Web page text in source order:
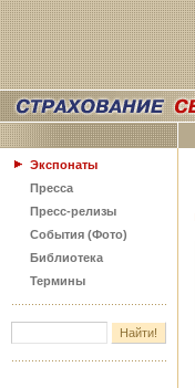
Экспонаты
Пресса
Пресс-релизы
События (Фото)
Библиотека
Термины